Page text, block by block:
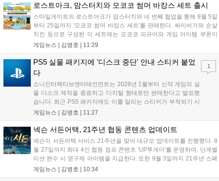
콤보 액션과 세미 오픈월드 환경을 특징으로 한다....
로스트아크, 맘스터치와 모코코 썸머 바캉스 세트 출시
스마일게이트의 로스트아크가 맘스터치와 네 번째 협업을 통해 8월 5일
부터 25일까지 '모코코 썸머 바캉스 세트'를 판매한다. 싸이버거와 순살
치킨 등으로 구성된 이 세트에는 모코코 피규어와 게임 아이템 쿠폰이
포함된다. 전국 매장 및 배달 앱으로 구매 가능하며, 수익금은 사회 공헌
세한 정보는 공식 홈페이지에서 확인 가능하다....
게임뉴스 | 김병호 11:29
PS5 실물 패키지에 '디스크 중단' 안내 스티커 붙었
다
소니인터랙티브엔터테인먼트는 2028년 1월부터 신작 게임의 실
물 디스크 제작을 종료하고 디지털 형태로만 판매한다고 발표했
습니다. 최근 PS5 패키지에도 이를 알리는 스티커가 부착되기 시
작했으며, 기존 디스크는 계속 이용 가능합니다. 7월 31일 실적
은 신중히 추진하겠다고 밝혔습니다. 향후 지역별 유통 방식은 미
정입니다....
게임뉴스 | 김병호 11:27
1
넥슨 서든어택, 21주년 협동 콘텐츠 업데이트
넥슨이 서든어택 서비스 21주년을 맞아 대규모 업데이트를 진행했다. 8
월 27일까지 최대 4인 협동 점프 콘텐츠 'UP투게더'를 운영하며, 단계별
미션 완수 시 영구제 아이템을 지급한다. 또한 9월 3일까지 21주년 스페
셜 교환소와 웹 이벤트, 출석 챌린지 등 다채로운 행사를 연다. 8월 9일까
게임뉴스 | 김병호 10:34